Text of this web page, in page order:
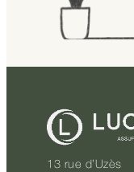
13 rue d’Uzès